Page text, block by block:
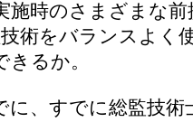
施時のさまざまな
術をバランスよく
るか。
に、すでに総監技